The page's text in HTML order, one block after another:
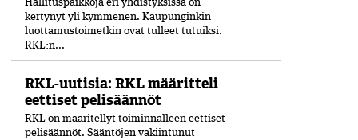
Hallituspaikkoja eri yhdistyksissä on
kertynyt yli kymmenen. Kaupunginkin
luottamustoimetkin ovat tulleet tutuiksi.
RKL:n...
RKL-uutisia: RKL määritteli
eettiset pelisäännöt
RKL on määritellyt toiminnalleen eettiset
peli­säännöt. Sääntöjen vakiintunut